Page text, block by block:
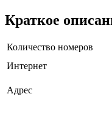
Краткое
Количество номеров
Интернет
Адрес